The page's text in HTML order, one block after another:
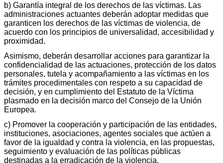
b) Garantía integral de los derechos de las víctimas. Las
administraciones actuantes deberán adoptar medidas que
garanticen los derechos de las víctimas de violencia, de
acuerdo con los principios de universalidad, accesibilidad y
proximidad.
Asimismo, deberán desarrollar acciones para garantizar la
confidencialidad de las actuaciones, protección de los datos
personales, tutela y acompañamiento a las víctimas en los
trámites procedimentales con respeto a su capacidad de
decisión, y en cumplimiento del Estatuto de la Víctima
plasmado en la decisión marco del Consejo de la Unión
Europea.
c) Promover la cooperación y participación de las entidades,
instituciones, asociaciones, agentes sociales que actúen a
favor de la igualdad y contra la violencia, en las propuestas,
seguimiento y evaluación de las políticas públicas
destinadas a la erradicación de la violencia.